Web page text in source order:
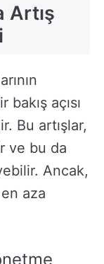
Artış
açısı
Bu artışlar,
ve bu da
Ancak,
aza